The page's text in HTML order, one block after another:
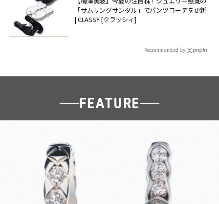
「サムリングサンダル」でパンツコーデを更新
| CLASSY.[クラッシィ]
Recommended by
FEATURE